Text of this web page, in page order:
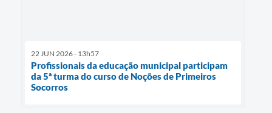
22 JUN 2026 - 13h57
Profissionais da educação municipal participam
da 5ª turma do curso de Noções de Primeiros
Socorros